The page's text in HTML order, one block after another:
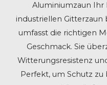
Aluminiumzaun Ihr
industriellen Gitterzaun
umfasst die richtigen
Geschmack. Sie
Witterungsresistenz
Perfekt, um Schutz